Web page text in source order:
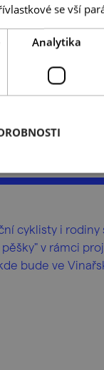
cyklisty i
v rámci
bude ve
se vší
Analytika